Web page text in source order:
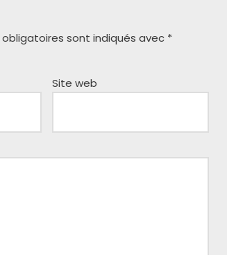
obligatoires sont indiqués avec *
Site web